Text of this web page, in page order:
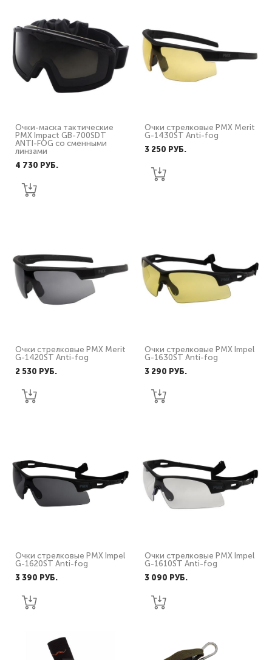
Очки-маска тактические
PMX Impact GB-700SDT
ANTI-FOG со сменными
линзами
4 730 PУБ.
Очки стрелковые PMX Merit
G-1430ST Anti-fog
3 250 PУБ.
Очки стрелковые PMX Merit
G-1420ST Anti-fog
2 530 PУБ.
Очки стрелковые PMX Impel
G-1630ST Anti-fog
3 290 PУБ.
Очки стрелковые PMX Impel
G-1620ST Anti-fog
3 390 PУБ.
Очки стрелковые PMX Impel
G-1610ST Anti-fog
3 090 PУБ.